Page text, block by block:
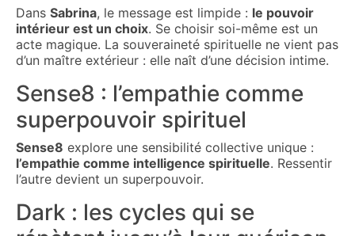
Dans Sabrina, le message est limpide : le pouvoir
intérieur est un choix. Se choisir soi-même est un
acte magique. La souveraineté spirituelle ne vient pas
d’un maître extérieur : elle naît d’une décision intime.
Sense8 : l’empathie comme
superpouvoir spirituel
Sense8 explore une sensibilité collective unique :
l’empathie comme intelligence spirituelle. Ressentir
l’autre devient un superpouvoir.
Dark : les cycles qui se